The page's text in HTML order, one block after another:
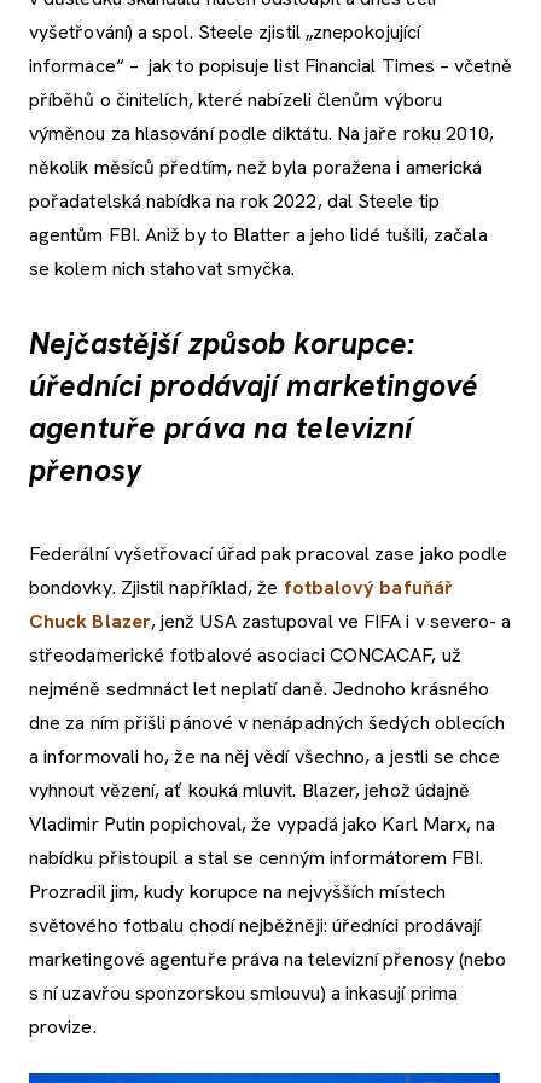
vyšetřování) a spol. Steele zjistil „znepokojující
informace“ – jak to popisuje list Financial Times – včetně
příběhů o činitelích, které nabízeli členům výboru
výměnou za hlasování podle diktátu. Na jaře roku 2010,
několik měsíců předtím, než byla poražena i americká
pořadatelská nabídka na rok 2022, dal Steele tip
agentům FBI. Aniž by to Blatter a jeho lidé tušili, začala
se kolem nich stahovat smyčka.
Nejčastější způsob korupce:
úředníci prodávají marketingové
agentuře práva na televizní
přenosy
Federální vyšetřovací úřad pak pracoval zase jako podle
bondovky. Zjistil například, že fotbalový bafuňář
Chuck Blazer, jenž USA zastupoval ve FIFA i v severo- a
střeodamerické fotbalové asociaci CONCACAF, už
nejméně sedmnáct let neplatí daně. Jednoho krásného
dne za ním přišli pánové v nenápadných šedých oblecích
a informovali ho, že na něj vědí všechno, a jestli se chce
vyhnout vězení, ať kouká mluvit. Blazer, jehož údajně
Vladimir Putin popichoval, že vypadá jako Karl Marx, na
nabídku přistoupil a stal se cenným informátorem FBI.
Prozradil jim, kudy korupce na nejvyšších místech
světového fotbalu chodí nejběžněji: úředníci prodávají
marketingové agentuře práva na televizní přenosy (nebo
s ní uzavřou sponzorskou smlouvu) a inkasují prima
provize.